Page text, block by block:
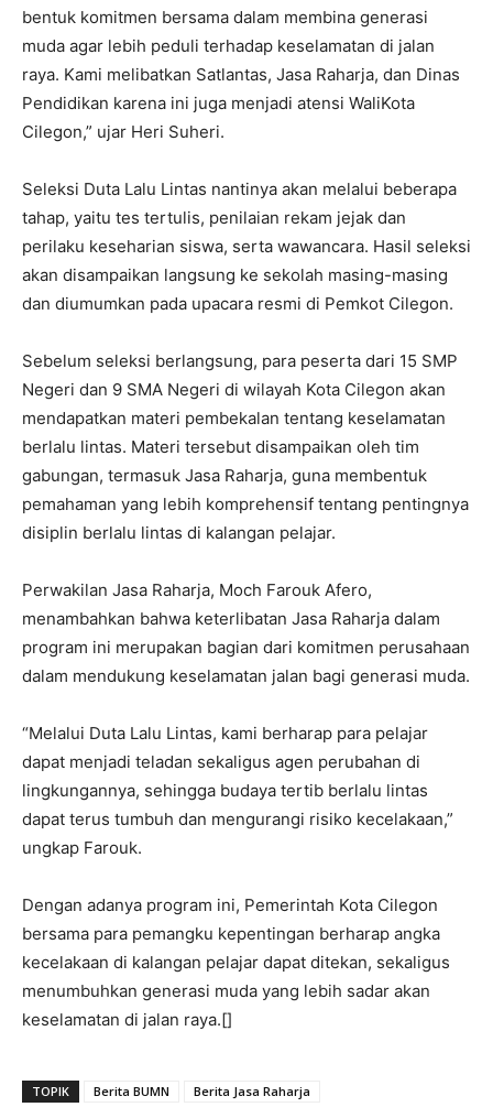
bentuk komitmen bersama dalam membina generasi
muda agar lebih peduli terhadap keselamatan di jalan
raya. Kami melibatkan Satlantas, Jasa Raharja, dan Dinas
Pendidikan karena ini juga menjadi atensi WaliKota
Cilegon,” ujar Heri Suheri.
Seleksi Duta Lalu Lintas nantinya akan melalui beberapa
tahap, yaitu tes tertulis, penilaian rekam jejak dan
perilaku keseharian siswa, serta wawancara. Hasil seleksi
akan disampaikan langsung ke sekolah masing-masing
dan diumumkan pada upacara resmi di Pemkot Cilegon.
Sebelum seleksi berlangsung, para peserta dari 15 SMP
Negeri dan 9 SMA Negeri di wilayah Kota Cilegon akan
mendapatkan materi pembekalan tentang keselamatan
berlalu lintas. Materi tersebut disampaikan oleh tim
gabungan, termasuk Jasa Raharja, guna membentuk
pemahaman yang lebih komprehensif tentang pentingnya
disiplin berlalu lintas di kalangan pelajar.
Perwakilan Jasa Raharja, Moch Farouk Afero,
menambahkan bahwa keterlibatan Jasa Raharja dalam
program ini merupakan bagian dari komitmen perusahaan
dalam mendukung keselamatan jalan bagi generasi muda.
“Melalui Duta Lalu Lintas, kami berharap para pelajar
dapat menjadi teladan sekaligus agen perubahan di
lingkungannya, sehingga budaya tertib berlalu lintas
dapat terus tumbuh dan mengurangi risiko kecelakaan,”
ungkap Farouk.
Dengan adanya program ini, Pemerintah Kota Cilegon
bersama para pemangku kepentingan berharap angka
kecelakaan di kalangan pelajar dapat ditekan, sekaligus
menumbuhkan generasi muda yang lebih sadar akan
keselamatan di jalan raya.[]
TOPIK Berita BUMN
Berita Jasa Raharja